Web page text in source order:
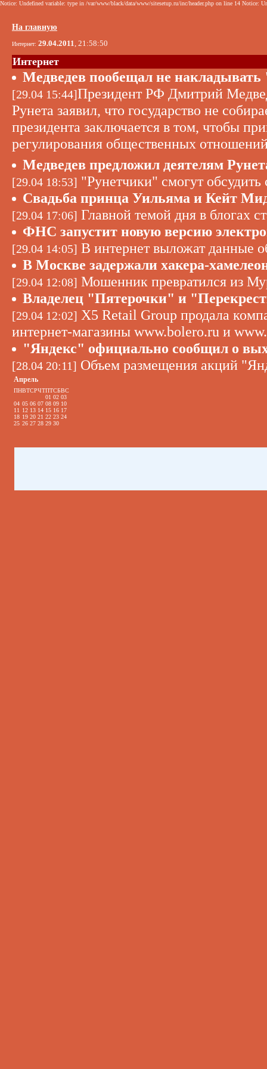
Notice: Undefined variable: type in /var/www/black/data/www/sitesetup.ru/inc/header.php on line 14 Notice:
На главную
Интернет: 29.04.2011, 21:58:50
Интернет
Медведев пообещал не
[29.04 15:44]Президент РФ Дмитрий
Рунета заявил, что государство не
президента заключается в том, чтобы
регулирования общественных
Медведев предложил деятелям
[29.04 18:53] "Рунетчики" смогут
Свадьба принца Уильяма и Кейт
[29.04 17:06] Главной темой дня в блогах
ФНС запустит новую версию
[29.04 14:05] В интернет выложат данные
В Москве задержали хакера-
[29.04 12:08] Мошенник превратился из
Владелец "Пятерочки" и
[29.04 12:02] X5 Retail Group продала
интернет-магазины www.bolero.ru и
"Яндекс" официально сообщил о
[28.04 20:11] Объем размещения акций
Апрель
ПНВТСРЧТПТСБВС
01 02 03
04 05 06 07 08 09 10
11 12 13 14 15 16 17
18 19 20 21 22 23 24
25 26 27 28 29 30